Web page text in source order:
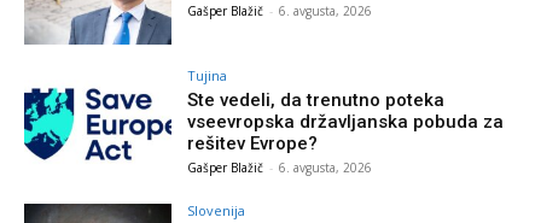
Gašper Blažič - 6. avgusta, 2026
Tujina
Ste vedeli, da trenutno poteka
vseevropska državljanska pobuda za
rešitev Evrope?
Gašper Blažič - 6. avgusta, 2026
Slovenija